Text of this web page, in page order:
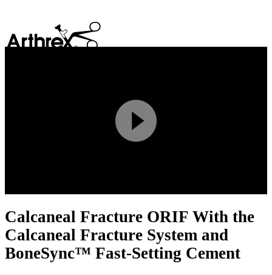
Play
Video
Calcaneal Fracture ORIF With the
Calcaneal Fracture System and
BoneSync™ Fast-Setting Cement